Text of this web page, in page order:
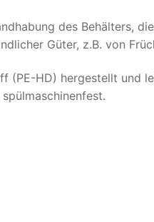
des Behälters,
Güter, z.B. von
(PE-HD) hergestellt und